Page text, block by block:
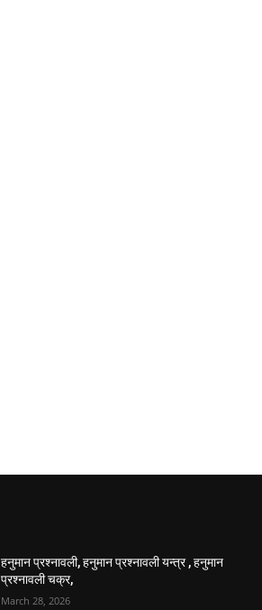
हनुमान प्रश्नावली, हनुमान प्रश्नावली यन्त्र , हनुमान
प्रश्नावली चक्र,
March 28, 2026